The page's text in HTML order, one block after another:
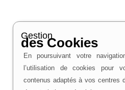
Gestion
des Cookies
En poursuivant votre
l’utilisation de cookies pour
contenus adaptés à vos centres